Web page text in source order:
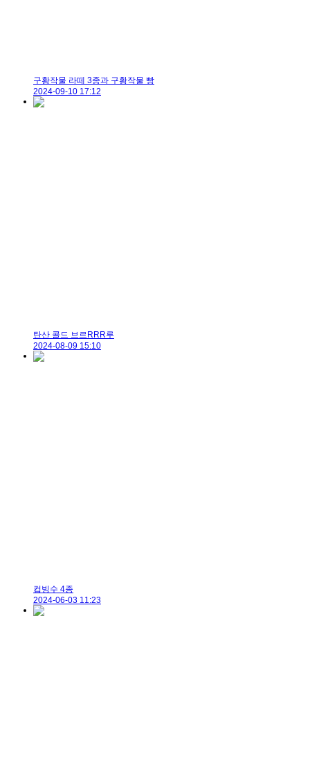
구황작물 라떼 3종과 구황작물 빵
2024-09-10 17:12
탄산 콜드 브르RRR루
2024-08-09 15:10
컵빙수 4종
2024-06-03 11:23